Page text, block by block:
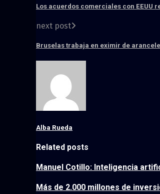
Los acuerdos comerciales con EEUU
next post
Bruselas trabaja en eximir de
Alba Rueda
Related posts
Manuel Cotillo: Inteligencia
Más de 2.000 millones de